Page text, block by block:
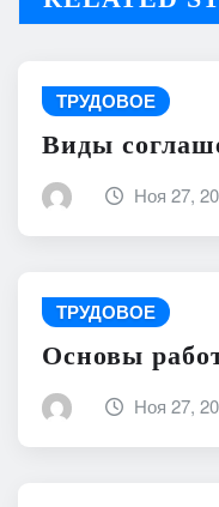
ТРУДОВОЕ
Виды
Ноя 27,
ТРУДОВОЕ
Основы
Ноя 27,